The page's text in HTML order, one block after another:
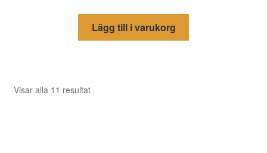
Lägg till i varukorg
Visar alla 11 resultatSortera